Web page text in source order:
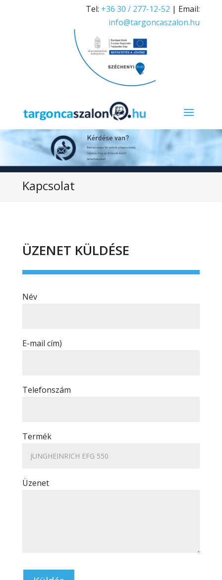
Tel: +36 30 / 277-12-52 | Email:
info@targoncaszalon.hu
Kapcsolat
ÜZENET KÜLDÉSE
Név
E-mail cím)
Telefonszám
Termék
Üzenet